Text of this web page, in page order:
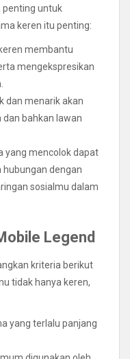
untuk
keren itu penting:
membantu
mengekspresikan
dan menarik akan
bahkan lawan
yang mencolok dapat
dengan
sosialmu dalam
Legend
kriteria berikut
tidak hanya keren,
yang terlalu panjang